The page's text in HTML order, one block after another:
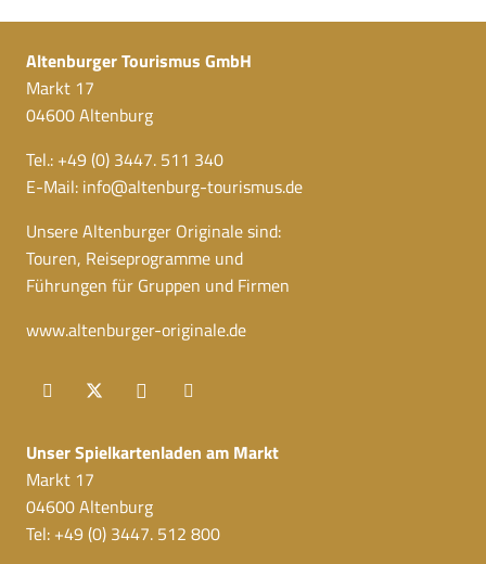
Altenburger Tourismus GmbH
Markt 17
04600 Altenburg
Tel.: +49 (0) 3447. 511 340
E-Mail: info@altenburg-tourismus.de
Unsere Altenburger Originale sind:
Touren, Reiseprogramme und
Führungen für Gruppen und Firmen
www.altenburger-originale.de
Unser Spielkartenladen am Markt
Markt 17
04600 Altenburg
Tel: +49 (0) 3447. 512 800